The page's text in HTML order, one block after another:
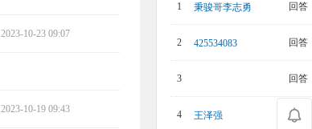
2023-10-23 09:07
2023-10-19 09:43
1 秉骏哥李志勇 回答
2 425534083 回答
3 回答
4 王泽强 回答